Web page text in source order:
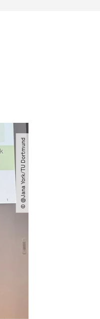
© @Jana York​/​TU Dortmund